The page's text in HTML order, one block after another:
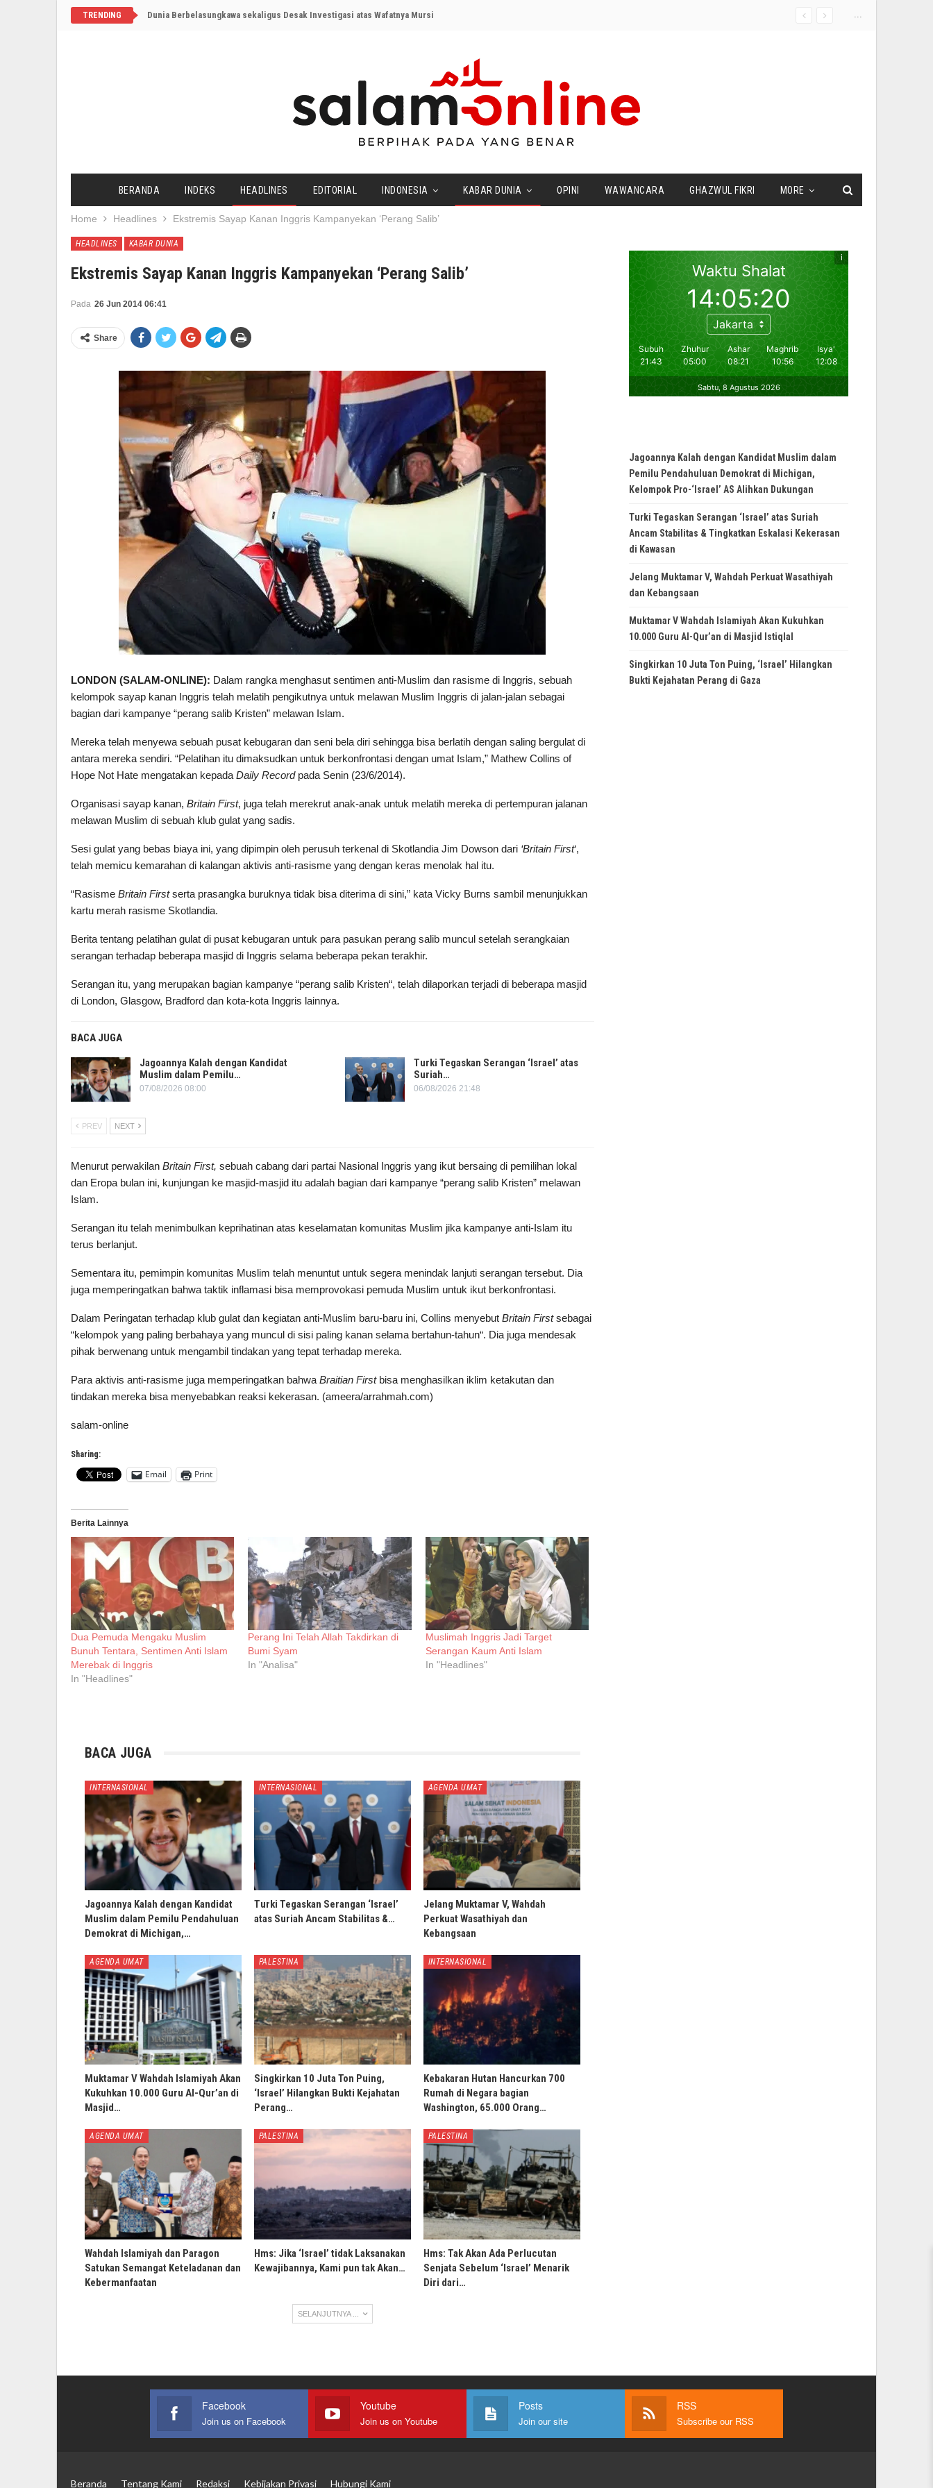
...
TRENDING Dunia Berbelasungkawa sekaligus Desak Investigasi atas Wafatnya Mursi
BERANDA INDEKS HEADLINES EDITORIAL INDONESIA KABAR DUNIA OPINI WAWANCARA GHAZWUL FIKRI MORE
Home Headlines Ekstremis Sayap Kanan Inggris Kampanyekan ‘Perang Salib’
HEADLINES KABAR DUNIA
Ekstremis Sayap Kanan Inggris Kampanyekan ‘Perang Salib’
Pada 26 Jun 2014 06:41
Share
LONDON (SALAM-ONLINE): Dalam rangka menghasut sentimen anti-Muslim dan rasisme di Inggris, sebuah
kelompok sayap kanan Inggris telah melatih pengikutnya untuk melawan Muslim Inggris di jalan-jalan sebagai
bagian dari kampanye “perang salib Kristen” melawan Islam.
Mereka telah menyewa sebuah pusat kebugaran dan seni bela diri sehingga bisa berlatih dengan saling bergulat di
antara mereka sendiri. “Pelatihan itu dimaksudkan untuk berkonfrontasi dengan umat Islam,” Mathew Collins of
Hope Not Hate mengatakan kepada Daily Recordpada Senin (23/6/2014).
Organisasi sayap kanan, Britain First, juga telah merekrut anak-anak untuk melatih mereka di pertempuran jalanan
melawan Muslim di sebuah klub gulat yang sadis.
Sesi gulat yang bebas biaya ini, yang dipimpin oleh perusuh terkenal di Skotlandia Jim Dowson dari ‘Britain First‘,
telah memicu kemarahan di kalangan aktivis anti-rasisme yang dengan keras menolak hal itu.
“Rasisme Britain Firstserta prasangka buruknya tidak bisa diterima di sini,” kata Vicky Burns sambil menunjukkan
kartu merah rasisme Skotlandia.
Berita tentang pelatihan gulat di pusat kebugaran untuk para pasukan perang salib muncul setelah serangkaian
serangan terhadap beberapa masjid di Inggris selama beberapa pekan terakhir.
Serangan itu, yang merupakan bagian kampanye “perang salib Kristen“, telah dilaporkan terjadi di beberapa masjid
di London, Glasgow, Bradford dan kota-kota Inggris lainnya.
BACA JUGA
Jagoannya Kalah dengan Kandidat
Muslim dalam Pemilu…
07/08/2026 08:00
Turki Tegaskan Serangan ‘Israel’ atas
Suriah…
06/08/2026 21:48
PREV NEXT
Menurut perwakilan Britain First, sebuah cabang dari partai Nasional Inggris yang ikut bersaing di pemilihan lokal
dan Eropa bulan ini, kunjungan ke masjid-masjid itu adalah bagian dari kampanye “perang salib Kristen” melawan
Islam.
Serangan itu telah menimbulkan keprihatinan atas keselamatan komunitas Muslim jika kampanye anti-Islam itu
terus berlanjut.
Sementara itu, pemimpin komunitas Muslim telah menuntut untuk segera menindak lanjuti serangan tersebut. Dia
juga memperingatkan bahwa taktik inflamasi bisa memprovokasi pemuda Muslim untuk ikut berkonfrontasi.
Dalam Peringatan terhadap klub gulat dan kegiatan anti-Muslim baru-baru ini, Collins menyebut Britain Firstsebagai
“kelompok yang paling berbahaya yang muncul di sisi paling kanan selama bertahun-tahun“. Dia juga mendesak
pihak berwenang untuk mengambil tindakan yang tepat terhadap mereka.
Para aktivis anti-rasisme juga memperingatkan bahwa Braitian Firstbisa menghasilkan iklim ketakutan dan
tindakan mereka bisa menyebabkan reaksi kekerasan. (ameera/arrahmah.com)
salam-online
Sharing:
Email Print
Berita Lainnya
Dua Pemuda Mengaku Muslim
Bunuh Tentara, Sentimen Anti Islam
Merebak di Inggris
In "Headlines"
Perang Ini Telah Allah Takdirkan di
Bumi Syam
In "Analisa"
Muslimah Inggris Jadi Target
Serangan Kaum Anti Islam
In "Headlines"
BACA JUGA
INTERNASIONAL
Jagoannya Kalah dengan Kandidat
Muslim dalam Pemilu Pendahuluan
Demokrat di Michigan,…
INTERNASIONAL
Turki Tegaskan Serangan ‘Israel’
atas Suriah Ancam Stabilitas &…
AGENDA UMAT
Jelang Muktamar V, Wahdah
Perkuat Wasathiyah dan
Kebangsaan
AGENDA UMAT
Muktamar V Wahdah Islamiyah Akan
Kukuhkan 10.000 Guru Al-Qur’an di
Masjid…
PALESTINA
Singkirkan 10 Juta Ton Puing,
‘Israel’ Hilangkan Bukti Kejahatan
Perang…
INTERNASIONAL
Kebakaran Hutan Hancurkan 700
Rumah di Negara bagian
Washington, 65.000 Orang…
AGENDA UMAT
Wahdah Islamiyah dan Paragon
Satukan Semangat Keteladanan dan
Kebermanfaatan
PALESTINA
Hms: Jika ‘Israel’ tidak Laksanakan
Kewajibannya, Kami pun tak Akan…
PALESTINA
Hms: Tak Akan Ada Perlucutan
Senjata Sebelum ‘Israel’ Menarik
Diri dari…
SELANJUTNYA ...
Jagoannya Kalah dengan Kandidat Muslim dalam
Pemilu Pendahuluan Demokrat di Michigan,
Kelompok Pro-‘Israel’ AS Alihkan Dukungan
Turki Tegaskan Serangan ‘Israel’ atas Suriah
Ancam Stabilitas & Tingkatkan Eskalasi Kekerasan
di Kawasan
Jelang Muktamar V, Wahdah Perkuat Wasathiyah
dan Kebangsaan
Muktamar V Wahdah Islamiyah Akan Kukuhkan
10.000 Guru Al-Qur’an di Masjid Istiqlal
Singkirkan 10 Juta Ton Puing, ‘Israel’ Hilangkan
Bukti Kejahatan Perang di Gaza
Facebook
Join us on Facebook
Youtube
Join us on Youtube
Posts
Join our site
RSS
Subscribe our RSS
Beranda Tentang Kami Redaksi Kebijakan Privasi Hubungi Kami